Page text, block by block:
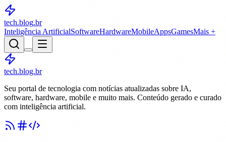
tech.blog.br
Inteligência ArtificialSoftwareHardwareMobileAppsGamesMais +
tech.blog.br
Seu portal de tecnologia com notícias atualizadas sobre IA,
software, hardware, mobile e muito mais. Conteúdo gerado e curado
com inteligência artificial.